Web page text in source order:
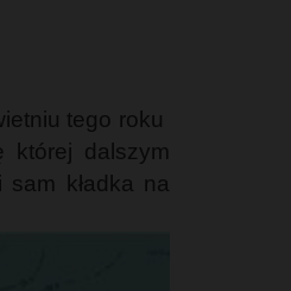
tego roku
której dalszym
kładka na